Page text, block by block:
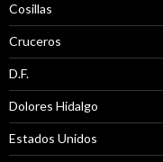
Cosillas
Cruceros
D.F.
Dolores Hidalgo
Estados Unidos